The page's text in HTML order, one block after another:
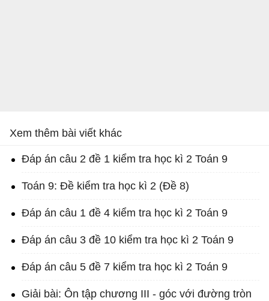
Xem thêm bài viết khác
Đáp án câu 2 đề 1 kiểm tra học kì 2 Toán 9
Toán 9: Đề kiểm tra học kì 2 (Đề 8)
Đáp án câu 1 đề 4 kiểm tra học kì 2 Toán 9
Đáp án câu 3 đề 10 kiểm tra học kì 2 Toán 9
Đáp án câu 5 đề 7 kiểm tra học kì 2 Toán 9
Giải bài: Ôn tập chương III - góc với đường tròn